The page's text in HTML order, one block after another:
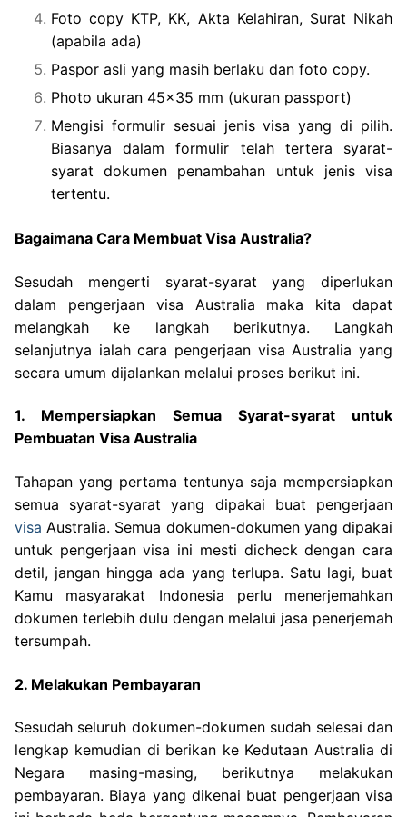
Foto copy KTP, KK, Akta Kelahiran, Surat Nikah
(apabila ada)
Paspor asli yang masih berlaku dan foto copy.
Photo ukuran 45×35 mm (ukuran passport)
Mengisi formulir sesuai jenis visa yang di pilih.
Biasanya dalam formulir telah tertera syarat-
syarat dokumen penambahan untuk jenis visa
tertentu.
Bagaimana Cara Membuat Visa Australia?
Sesudah mengerti syarat-syarat yang diperlukan
dalam pengerjaan visa Australia maka kita dapat
melangkah ke langkah berikutnya. Langkah
selanjutnya ialah cara pengerjaan visa Australia yang
secara umum dijalankan melalui proses berikut ini.
1. Mempersiapkan Semua Syarat-syarat untuk
Pembuatan Visa Australia
Tahapan yang pertama tentunya saja mempersiapkan
semua syarat-syarat yang dipakai buat pengerjaan
visa Australia. Semua dokumen-dokumen yang dipakai
untuk pengerjaan visa ini mesti dicheck dengan cara
detil, jangan hingga ada yang terlupa. Satu lagi, buat
Kamu masyarakat Indonesia perlu menerjemahkan
dokumen terlebih dulu dengan melalui jasa penerjemah
tersumpah.
2. Melakukan Pembayaran
Sesudah seluruh dokumen-dokumen sudah selesai dan
lengkap kemudian di berikan ke Kedutaan Australia di
Negara masing-masing, berikutnya melakukan
pembayaran. Biaya yang dikenai buat pengerjaan visa